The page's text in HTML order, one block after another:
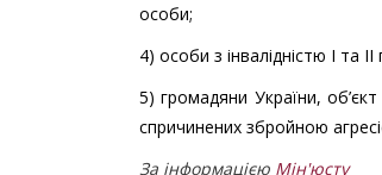
особи;
4) особи з інвалідністю I та II
5) громадяни України,
спричинених збройною
За інформацією Мін'юсту